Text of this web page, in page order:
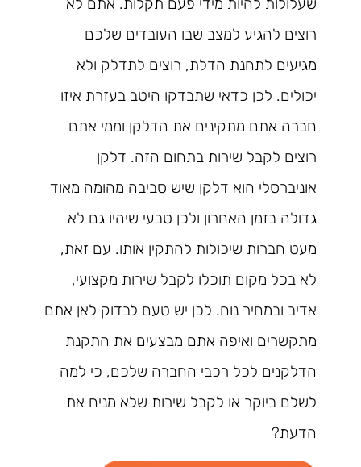
שעלולות להיות מידי פעם תקלות. אתם לא
רוצים להגיע למצב שבו העובדים שלכם
מגיעים לתחנת הדלת, רוצים לתדלק ולא
יכולים. לכן כדאי שתבדקו היטב בעזרת איזו
חברה אתם מתקינים את הדלקן וממי אתם
רוצים לקבל שירות בתחום הזה. דלקן
אוניברסלי הוא דלקן שיש סביבה מהומה מאוד
גדולה בזמן האחרון ולכן טבעי שיהיו גם לא
מעט חברות שיכולות להתקין אותו. עם זאת,
לא בכל מקום תוכלו לקבל שירות מקצועי,
אדיב ובמחיר נוח. לכן יש טעם לבדוק לאן אתם
מתקשרים ואיפה אתם מבצעים את התקנת
הדלקנים לכל רכבי החברה שלכם, כי למה
לשלם ביוקר או לקבל שירות שלא מניח את
הדעת?